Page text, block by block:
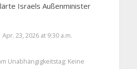
Israels Außenminister
Apr. 23, 2026 at 9:30 a.m.
Unabhängigkeitstag: Keine